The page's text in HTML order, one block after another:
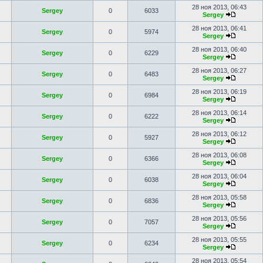
Sergey 0 6033
28 ноя 2013, 06:43
Sergey
Sergey 0 5974
28 ноя 2013, 06:41
Sergey
Sergey 0 6229
28 ноя 2013, 06:40
Sergey
Sergey 0 6483
28 ноя 2013, 06:27
Sergey
Sergey 0 6984
28 ноя 2013, 06:19
Sergey
Sergey 0 6222
28 ноя 2013, 06:14
Sergey
Sergey 0 5927
28 ноя 2013, 06:12
Sergey
Sergey 0 6366
28 ноя 2013, 06:08
Sergey
Sergey 0 6038
28 ноя 2013, 06:04
Sergey
Sergey 0 6836
28 ноя 2013, 05:58
Sergey
Sergey 0 7057
28 ноя 2013, 05:56
Sergey
Sergey 0 6234
28 ноя 2013, 05:55
Sergey
28 ноя 2013, 05:54